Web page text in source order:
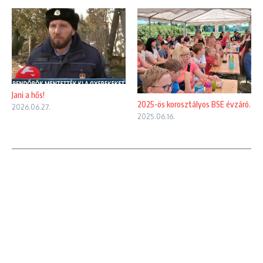
Jani a hős!
2026.06.27. 2025-ös korosztályos BSE évzáró.
2025.06.16.